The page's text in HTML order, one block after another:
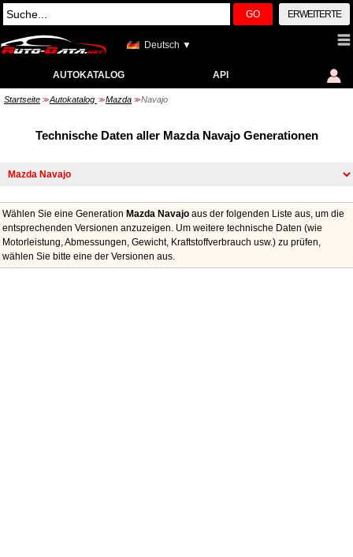
GO ERWEITERTE
Deutsch ▼
AUTOKATALOG API
Startseite >> Autokatalog >> Mazda >> Navajo
Technische Daten aller Mazda Navajo Generationen
Wählen Sie eine Generation Mazda Navajo aus der folgenden Liste aus, um die
entsprechenden Versionen anzuzeigen. Um weitere technische Daten (wie
Motorleistung, Abmessungen, Gewicht, Kraftstoffverbrauch usw.) zu prüfen,
wählen Sie bitte eine der Versionen aus.